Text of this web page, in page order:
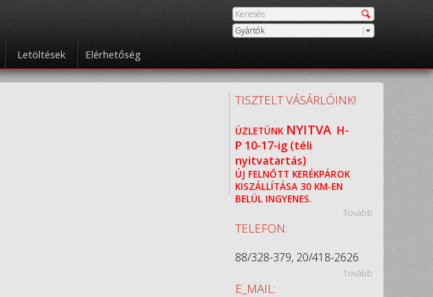
Gyártók
Letöltések Elérhetőség
TISZTELT VÁSÁRLÓINK!
ÜZLETÜNK NYITVA H-
P 10-17-ig (téli
nyitvatartás)
ÚJ FELNŐTT KERÉKPÁROK
KISZÁLLÍTÁSA 30 KM-EN
BELÜL INGYENES.
Tovább
TELEFON:
88/328-379, 20/418-2626
Tovább
E_MAIL: